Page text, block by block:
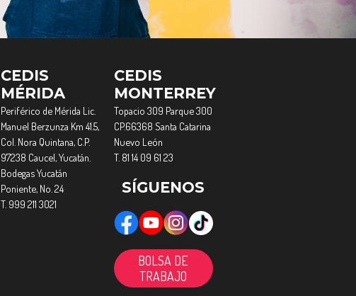
CEDIS
MÉRIDA
Periférico de Mérida Lic.
Manuel Berzunza Km 41.5,
Col. Nora Quintana, C.P.
97238 Caucel, Yucatán.
Bodegas Yucatán
Poniente, No. 24
T. 999 211 3021
CEDIS
MONTERREY
Topacio 309 Parque 300
CP.66368 Santa Catarina
Nuevo León
T. 81 14 09 61 23
SÍGUENOS
BOLSA DE
TRABAJO